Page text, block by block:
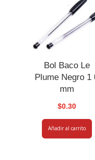
Bol Baco Le
Plume Negro 1
mm
$0.30
Añadir al carrito